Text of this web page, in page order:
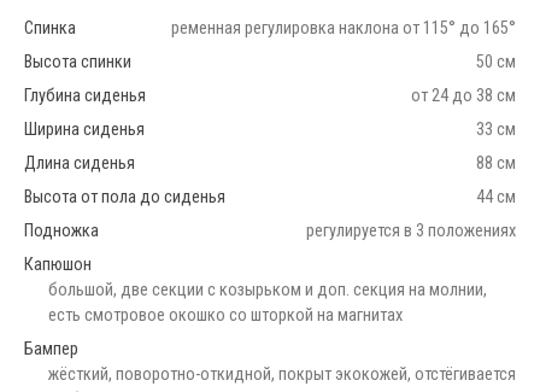
Спинка
ременная регулировка наклона от 115° до 165°
Высота спинки
50 см
Глубина сиденья
от 24 до 38 см
Ширина сиденья
33 см
Длина сиденья
88 см
Высота от пола до сиденья
44 см
Подножка
регулируется в 3 положениях
Капюшон
большой, две секции с козырьком и доп. секция на молнии,
есть смотровое окошко со шторкой на магнитах
Бампер
жёсткий, поворотно-откидной, покрыт экокожей, отстёгивается